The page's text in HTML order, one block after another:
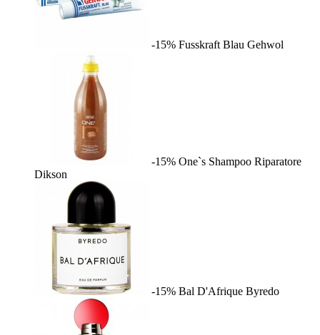
-15% Fusskraft Blau Gehwol
-15% One`s Shampoo Riparatore
Dikson
-15% Bal D'Afrique Byredo